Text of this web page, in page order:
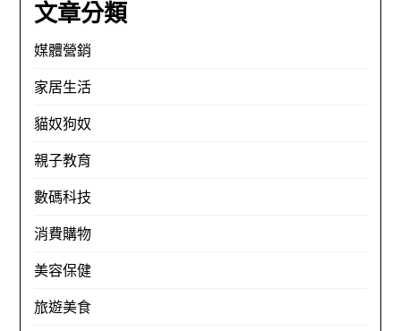
文章分類
媒體營銷
家居生活
貓奴狗奴
親子教育
數碼科技
消費購物
美容保健
旅遊美食